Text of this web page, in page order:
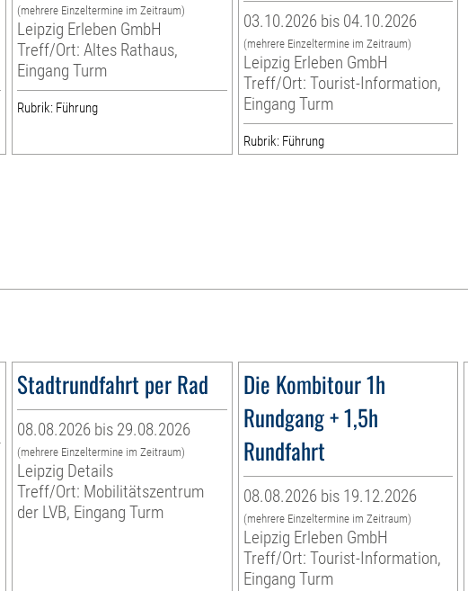
(mehrere Einzeltermine im Zeitraum)
Leipzig Erleben GmbH
Treff/Ort: Altes Rathaus,
Eingang Turm
Rubrik: Führung
03.10.2026 bis 04.10.2026
(mehrere Einzeltermine im Zeitraum)
Leipzig Erleben GmbH
Treff/Ort: Tourist-Information,
Eingang Turm
Rubrik: Führung
Stadtrundfahrt per Rad
08.08.2026 bis 29.08.2026
(mehrere Einzeltermine im Zeitraum)
Leipzig Details
Treff/Ort: Mobilitätszentrum
der LVB, Eingang Turm
Die Kombitour 1h
Rundgang + 1,5h
Rundfahrt
08.08.2026 bis 19.12.2026
(mehrere Einzeltermine im Zeitraum)
Leipzig Erleben GmbH
Treff/Ort: Tourist-Information,
Eingang Turm